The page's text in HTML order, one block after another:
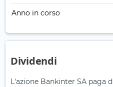
Anno in corso
Dividendi
L'azione Bankinter SA paga